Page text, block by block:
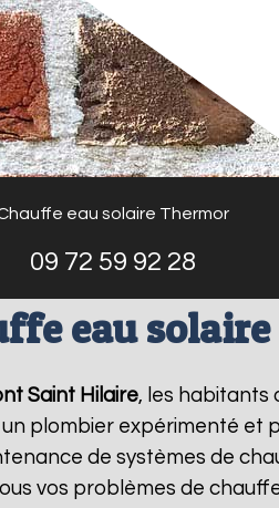
eau solaire Thermor
09 72 59 92 28
eau
Saint Hilaire, les habitants
un plombier expérimenté et
de systèmes de
vos problèmes de